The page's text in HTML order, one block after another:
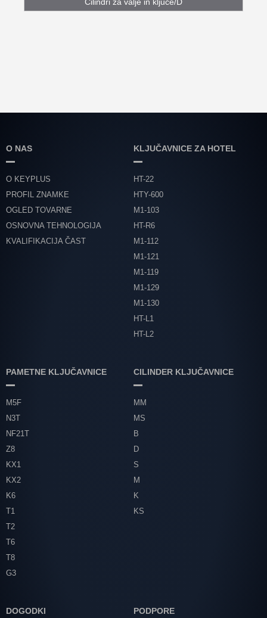
O NAS
O KEYPLUS
PROFIL ZNAMKE
OGLED TOVARNE
OSNOVNA TEHNOLOGIJA
KVALIFIKACIJA ČAST
KLJUČAVNICE ZA HOTEL
HT-22
HTY-600
M1-103
HT-R6
M1-112
M1-121
M1-119
M1-129
M1-130
HT-L1
HT-L2
PAMETNE KLJUČAVNICE
M5F
N3T
NF21T
Z8
KX1
KX2
K6
T1
T2
T6
T8
G3
CILINDER KLJUČAVNICE
MM
MS
B
D
S
M
K
KS
DOGODKI PODPORE